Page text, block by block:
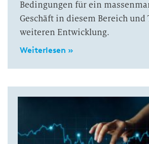
Bedingungen für ein
Geschäft in diesem Bereich und
weiteren Entwicklung.
Weiterlesen »